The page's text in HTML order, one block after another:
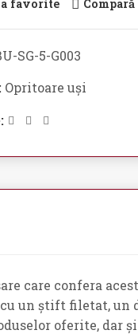
favorite Compară
SG-5-G003
Opritoare uși
care confera
un știft filetat, un
oferite, dar